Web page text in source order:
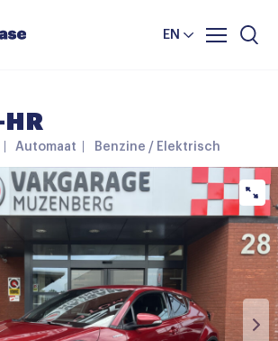
EN
questions
Automaat Benzine / Elektrisch